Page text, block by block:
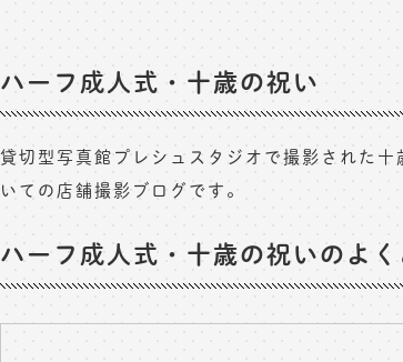
ハーフ成人式・十歳の祝い
貸切型写真館プレシュスタジオで撮影された
いての店舗撮影ブログです。
ハーフ成人式・十歳の祝いのよ